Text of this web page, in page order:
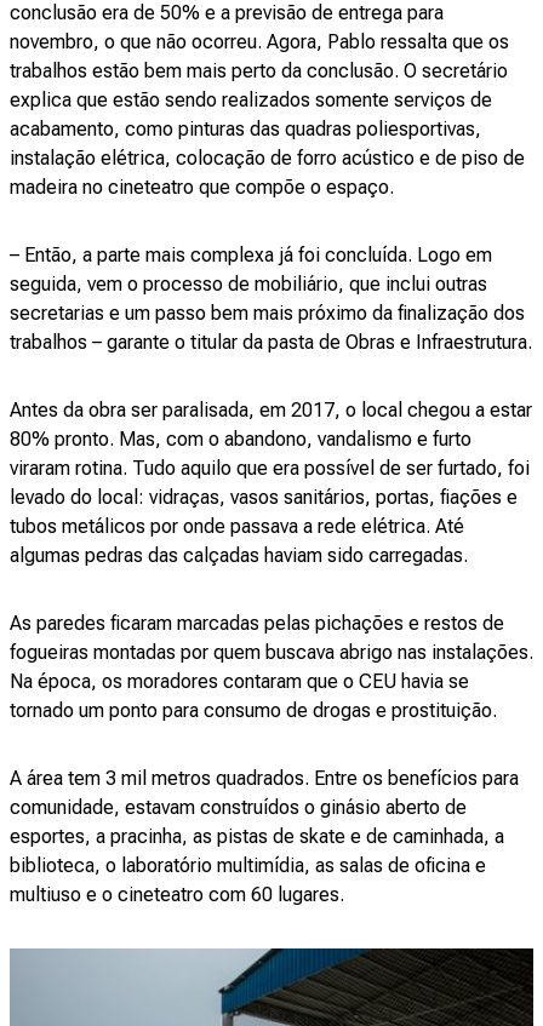
conclusão era de 50% e a previsão de entrega para
novembro, o que não ocorreu. Agora, Pablo ressalta que os
trabalhos estão bem mais perto da conclusão. O secretário
explica que estão sendo realizados somente serviços de
acabamento, como pinturas das quadras poliesportivas,
instalação elétrica, colocação de forro acústico e de piso de
madeira no cineteatro que compõe o espaço.
– Então, a parte mais complexa já foi concluída. Logo em
seguida, vem o processo de mobiliário, que inclui outras
secretarias e um passo bem mais próximo da finalização dos
trabalhos – garante o titular da pasta de Obras e Infraestrutura.
Antes da obra ser paralisada, em 2017, o local chegou a estar
80% pronto. Mas, com o abandono, vandalismo e furto
viraram rotina. Tudo aquilo que era possível de ser furtado, foi
levado do local: vidraças, vasos sanitários, portas, fiações e
tubos metálicos por onde passava a rede elétrica. Até
algumas pedras das calçadas haviam sido carregadas.
As paredes ficaram marcadas pelas pichações e restos de
fogueiras montadas por quem buscava abrigo nas instalações.
Na época, os moradores contaram que o CEU havia se
tornado um ponto para consumo de drogas e prostituição.
A área tem 3 mil metros quadrados. Entre os benefícios para
comunidade, estavam construídos o ginásio aberto de
esportes, a pracinha, as pistas de skate e de caminhada, a
biblioteca, o laboratório multimídia, as salas de oficina e
multiuso e o cineteatro com 60 lugares.